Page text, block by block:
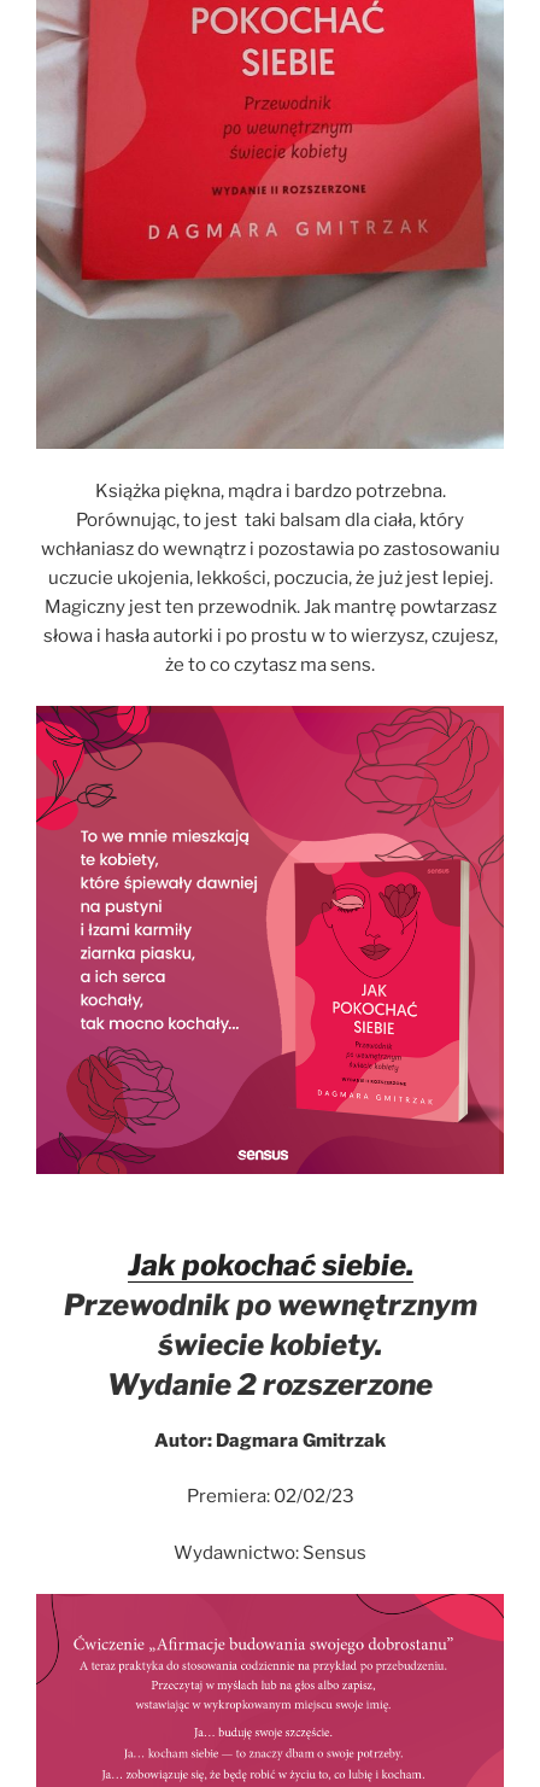
Książka piękna, mądra i bardzo potrzebna.
Porównując, to jest taki balsam dla ciała, który
wchłaniasz do wewnątrz i pozostawia po zastosowaniu
uczucie ukojenia, lekkości, poczucia, że już jest lepiej.
Magiczny jest ten przewodnik. Jak mantrę powtarzasz
słowa i hasła autorki i po prostu w to wierzysz, czujesz,
że to co czytasz ma sens.
Jak pokochać siebie.
Przewodnik po wewnętrznym
świecie kobiety.
Wydanie 2 rozszerzone
Autor: Dagmara Gmitrzak
Premiera: 02/02/23
Wydawnictwo: Sensus